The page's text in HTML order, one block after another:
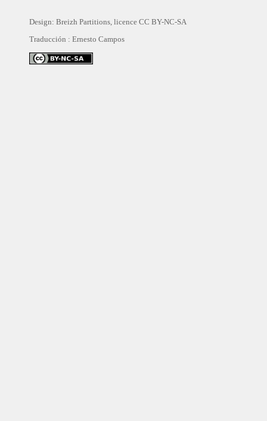
Design: Breizh Partitions, licence CC BY-NC-SA
Traducción : Ernesto Campos